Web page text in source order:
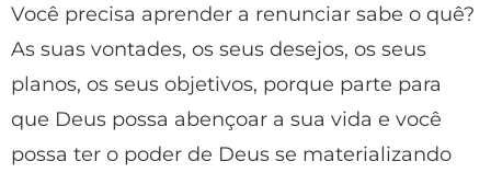
Você precisa aprender a renunciar sabe o quê?
As suas vontades, os seus desejos, os seus
planos, os seus objetivos, porque parte para
que Deus possa abençoar a sua vida e você
possa ter o poder de Deus se materializando